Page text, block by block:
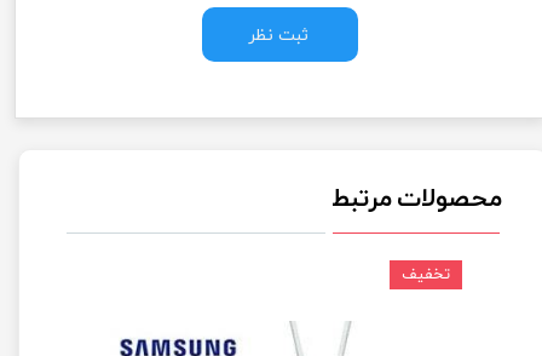
ثبت نظر
محصولات مرتبط
تخفیف